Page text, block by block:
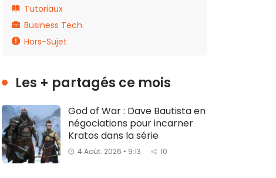
Tutoriaux
Business Tech
Hors-Sujet
Les + partagés ce mois
God of War : Dave Bautista en
négociations pour incarner
Kratos dans la série
4 Août. 2026 • 9:13 10